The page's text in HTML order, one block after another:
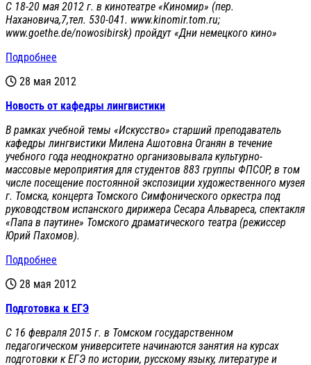
C 18-20 мая 2012 г. в кинотеатре «Киномир» (пер.
Нахановича,7,тел. 530-041. www.kinomir.tom.ru;
www.goethe.de/nowosibirsk) пройдут «Дни немецкого кино»
Подробнее
28 мая 2012
Новость от кафедры лингвистики
В рамках учебной темы «Искусство» старший преподаватель
кафедры лингвистики Милена Ашотовна Оганян в течение
учебного года неоднократно организовывала культурно-
массовые мероприятия для студентов 883 группы ФПCОР, в том
числе посещение постоянной экспозиции художественного музея
г. Томска, концерта Томского Симфонического оркестра под
руководством испанского дирижера Сесара Альвареса, спектакля
«Папа в паутине» Томского драматического театра (режиссер
Юрий Пахомов).
Подробнее
28 мая 2012
Подготовка к ЕГЭ
С 16 февраля 2015 г. в Томском государственном
педагогическом университете начинаются занятия на курсах
подготовки к ЕГЭ по истории, русскому языку, литературе и